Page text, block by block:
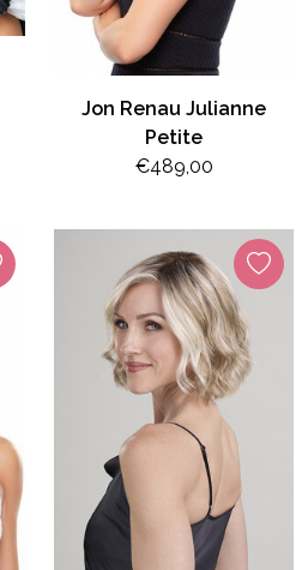
Jon Renau Julianne
Petite
€489,00